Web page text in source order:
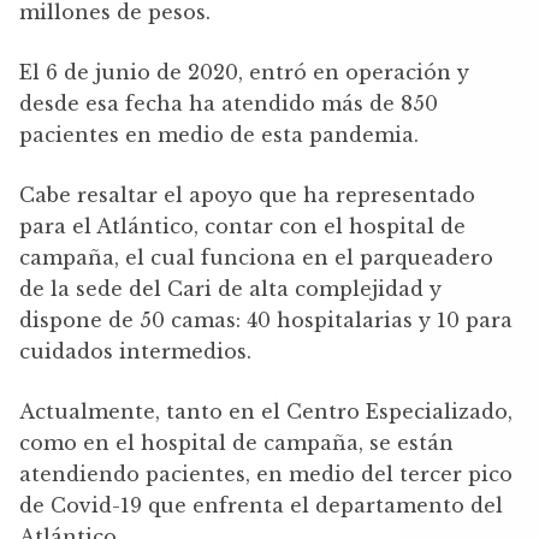
millones de pesos.
El 6 de junio de 2020, entró en operación y
desde esa fecha ha atendido más de 850
pacientes en medio de esta pandemia.
Cabe resaltar el apoyo que ha representado
para el Atlántico, contar con el hospital de
campaña, el cual funciona en el parqueadero
de la sede del Cari de alta complejidad y
dispone de 50 camas: 40 hospitalarias y 10 para
cuidados intermedios.
Actualmente, tanto en el Centro Especializado,
como en el hospital de campaña, se están
atendiendo pacientes, en medio del tercer pico
de Covid-19 que enfrenta el departamento del